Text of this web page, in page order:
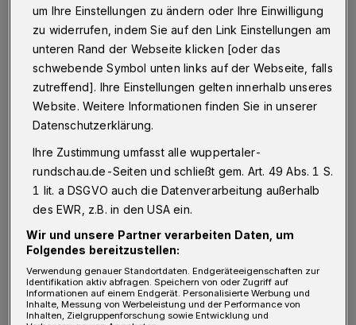
Foto: Wuppertaler Rundschau/Max Höllwarth
V or 100 Jahren konnten die Menschen nur
mit Hilfe von ein paar Knipex-Zangen
deutlich besser Schwebebahngerüste bauen als
heute. Dem Eugen Langen sind seine
während sie seit der Modernisierung des
Gerüstes passend zum Wuppertaler Wetter
um Ihre Einstellungen zu ändern oder Ihre Einwilligung
zu widerrufen, indem Sie auf den Link Einstellungen am
unteren Rand der Webseite klicken [oder das
schwebende Symbol unten links auf der Webseite, falls
zutreffend]. Ihre Einstellungen gelten innerhalb unseres
Website. Weitere Informationen finden Sie in unserer
Datenschutzerklärung.
Ihre Zustimmung umfasst alle wuppertaler-
rundschau.de-Seiten und schließt gem. Art. 49 Abs. 1 S.
1 lit. a DSGVO auch die Datenverarbeitung außerhalb
des EWR, z.B. in den USA ein.
Wir und unsere Partner verarbeiten Daten, um
Folgendes bereitzustellen:
Verwendung genauer Standortdaten. Endgeräteeigenschaften zur
Identifikation aktiv abfragen. Speichern von oder Zugriff auf
Informationen auf einem Endgerät. Personalisierte Werbung und
Inhalte, Messung von Werbeleistung und der Performance von
Inhalten, Zielgruppenforschung sowie Entwicklung und